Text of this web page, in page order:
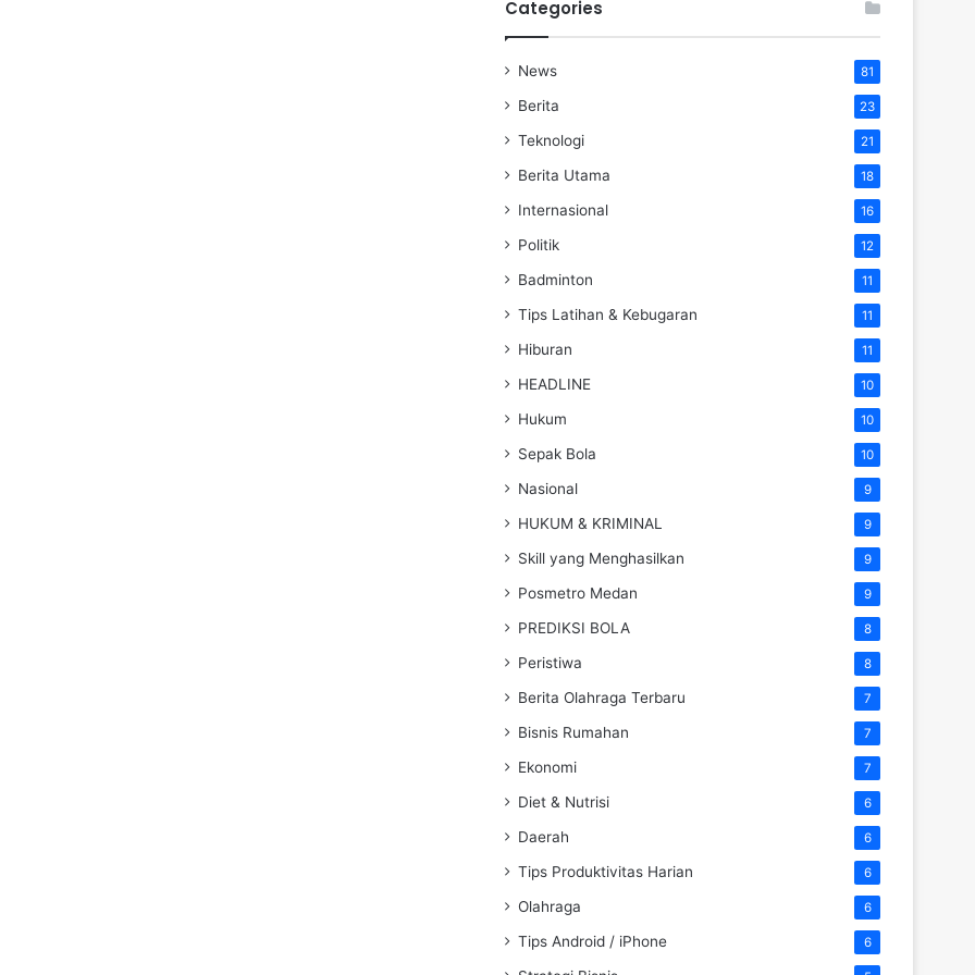
Categories
News 81
Berita 23
Teknologi 21
Berita Utama 18
Internasional 16
Politik 12
Badminton 11
Tips Latihan & Kebugaran 11
Hiburan 11
HEADLINE 10
Hukum 10
Sepak Bola 10
Nasional 9
HUKUM & KRIMINAL 9
Skill yang Menghasilkan 9
Posmetro Medan 9
PREDIKSI BOLA 8
Peristiwa 8
Berita Olahraga Terbaru 7
Bisnis Rumahan 7
Ekonomi 7
Diet & Nutrisi 6
Daerah 6
Tips Produktivitas Harian 6
Olahraga 6
Tips Android / iPhone 6